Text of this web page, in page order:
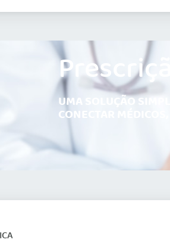
UMA SOLUÇÃO
CONECTAR